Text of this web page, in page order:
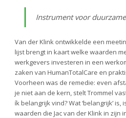
Instrument voor
Van der Klink ontwikkelde een
lijst brengt in kaart welke waarden
werkgevers investeren in een
zaken van HumanTotalCare en
Voorheen was de remedie: even
je niet aan de kern, stelt Trommel
ík belangrijk vind? Wat ‘belangrijk’
waarden die Jac van der Klink in